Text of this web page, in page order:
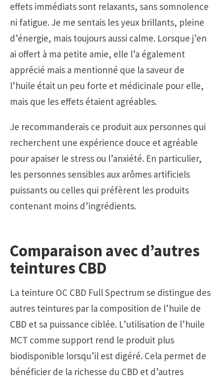
effets immédiats sont relaxants, sans somnolence
ni fatigue. Je me sentais les yeux brillants, pleine
d’énergie, mais toujours aussi calme. Lorsque j’en
ai offert à ma petite amie, elle l’a également
apprécié mais a mentionné que la saveur de
l’huile était un peu forte et médicinale pour elle,
mais que les effets étaient agréables.
Je recommanderais ce produit aux personnes qui
recherchent une expérience douce et agréable
pour apaiser le stress ou l’anxiété. En particulier,
les personnes sensibles aux arômes artificiels
puissants ou celles qui préfèrent les produits
contenant moins d’ingrédients.
Comparaison avec d’autres
teintures CBD
La teinture OC CBD Full Spectrum se distingue des
autres teintures par la composition de l’huile de
CBD et sa puissance ciblée. L’utilisation de l’huile
MCT comme support rend le produit plus
biodisponible lorsqu’il est digéré. Cela permet de
bénéficier de la richesse du CBD et d’autres